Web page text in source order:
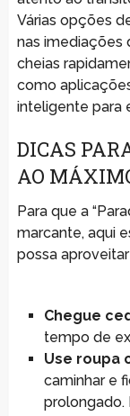
Várias opções
nas imediações
cheias
como
inteligente para
DICAS
AO
Para que a
marcante, aqui
possa
Chegue
tempo de
Use roupa
caminhar e
prolongado.